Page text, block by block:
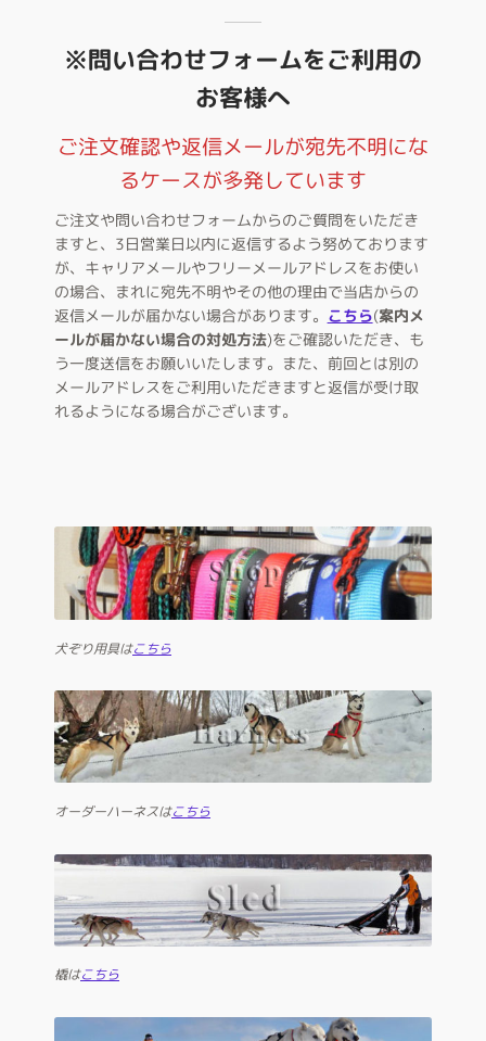
※問い合わせフォームをご利用の
お客様へ
ご注文確認や返信メールが宛先不明にな
るケースが多発しています
ご注文や問い合わせフォームからのご質問をいただき
ますと、3日営業日以内に返信するよう努めております
が、キャリアメールやフリーメールアドレスをお使い
の場合、まれに宛先不明やその他の理由で当店からの
返信メールが届かない場合があります。 こちら(案内メ
ールが届かない場合の対処方法)をご確認いただき、も
う一度送信をお願いいたします。また、前回とは別の
メールアドレスをご利用いただきますと返信が受け取
れるようになる場合がございます。
犬ぞり用具はこちら
オーダーハーネスはこちら
橇はこちら